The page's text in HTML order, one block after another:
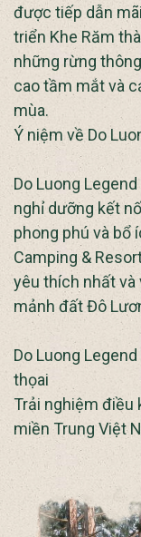
được tiếp dẫn
triển Khe Răm
những rừng
cao tầm mắt và
mùa.
Ý niệm về Do
Do Luong
nghỉ dưỡng kết
phong phú và bổ
Camping &
yêu thích nhất
mảnh đất Đô
Do Luong
thọai
Trải nghiệm điều
miền Trung Việt